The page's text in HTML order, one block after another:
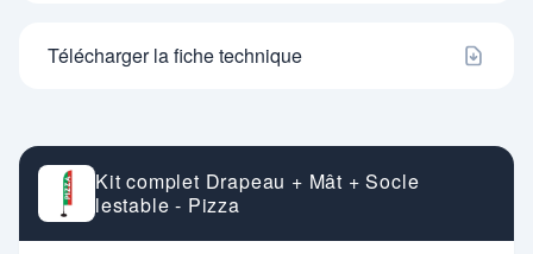
Télécharger la fiche technique
Kit complet Drapeau + Mât + Socle
lestable - Pizza